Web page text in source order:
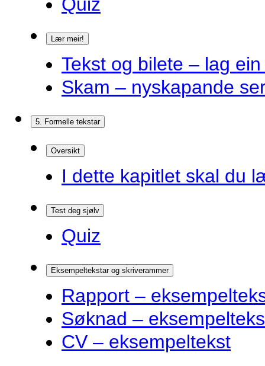
Lær meir!
Tekst og bilete – lag
Skam – nyskapande
5. Formelle tekstar
Oversikt
I dette kapitlet skal du
Test deg sjølv
Quiz
Eksempeltekstar og skriverammer
Rapport –
Søknad –
CV – eksempeltekst